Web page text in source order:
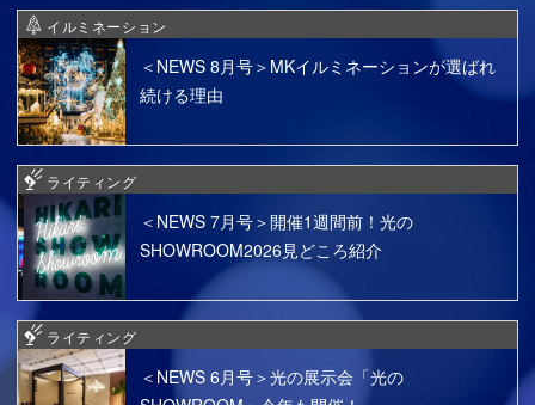
イルミネーション
＜NEWS 8月号＞MKイルミネーションが選ばれ
続ける理由
ライティング
＜NEWS 7月号＞開催1週間前！光の
SHOWROOM2026見どころ紹介
ライティング
＜NEWS 6月号＞光の展示会「光の